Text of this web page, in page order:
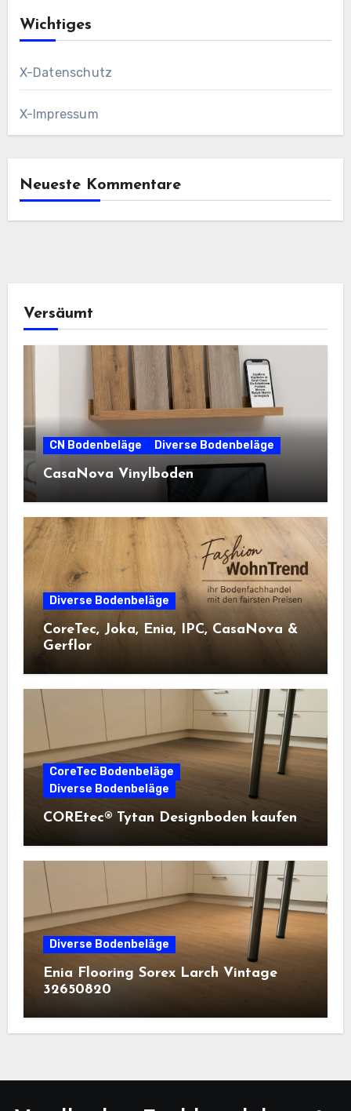
Wichtiges
X-Datenschutz
X-Impressum
Neueste Kommentare
Versäumt
CN Bodenbeläge Diverse Bodenbeläge
CasaNova Vinylboden
Diverse Bodenbeläge
CoreTec, Joka, Enia, IPC, CasaNova &
Gerflor
CoreTec Bodenbeläge
Diverse Bodenbeläge
COREtec® Tytan Designboden kaufen
Diverse Bodenbeläge
Enia Flooring Sorex ​Larch Vintage
32650820